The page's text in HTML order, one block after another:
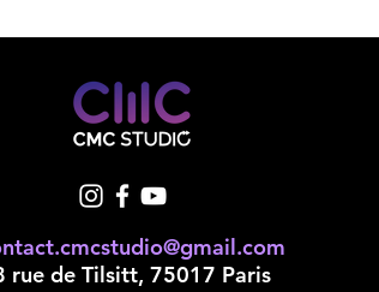
rue de Tilsitt, 75017 Paris